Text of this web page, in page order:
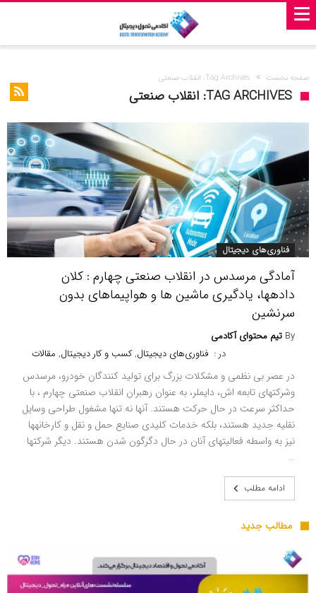
صفحه نخست Tag Archives: انقلاب صنعتی
TAG ARCHIVES: انقلاب صنعتی
فناوری‌های دیجیتال
آمادگی مرسدس در انقلاب صنعتی چهارم : کلان
دادهها، یادگیری ماشین ها و هواپیماهای بدون
سرنشین
By تیم محتوای آکادمی
در : فناوری‌های دیجیتال,کسب و کار دیجیتال, مقالات
در عصر بی نظمی و مشکلات بزرگ برای تولید کنندگان خودرو، مرسدس
وشرکت­های تابعه اش، دایملر، به عنوان رهبران انقلاب صنعتی چهارم ، با
حداکثر سرعت در حال حرکت هستند. آنها نه تنها مشغول طراحی وسایل
نقلیه جدید هستند، بلکه خدمات کلیدی صنایع حمل و نقل و کارخانه­ها
نیز به واسطه فعالیت­های آنان در حال دگرگون شدن هستند. دیگر شرکت­ها
…
ادامه مطلب
مطالب جدید